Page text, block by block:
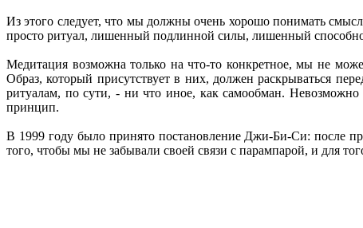
Из этого следует, что мы должны очень хорошо понимать
просто ритуал, лишенный подлинной силы, лишенный
Медитация возможна только на что-то конкретное, мы не
Образ, который присутствует в них, должен раскрываться
ритуалам, по сути, - ни что иное, как самообман.
принцип.
В 1999 году было принято постановление Джи-Би-Си: после
того, чтобы мы не забывали своей связи с парампарой, и для